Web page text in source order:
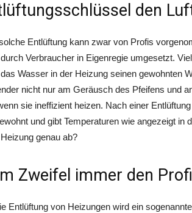
den
Entlüftung kann zwar von Profis
Verbraucher in Eigenregie umgesetzt.
Wasser in der Heizung seinen gewohnten
nicht nur am Geräusch des Pfeifens und
sie ineffizient heizen. Nach einer
und gibt Temperaturen wie angezeigt in
genau ab?
Zweifel immer den
Entlüftung von Heizungen wird ein